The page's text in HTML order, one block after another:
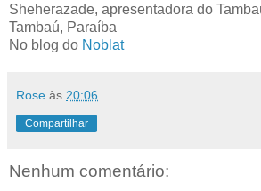
Sheherazade, apresentadora do
Tambaú, Paraíba
No blog do Noblat
Rose às 20:06
Compartilhar
Nenhum comentário: